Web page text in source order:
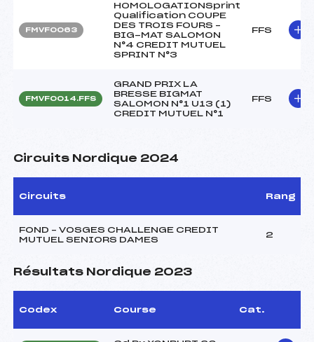
FMVF0063
HOMOLOGATIONSprint
Qualification COUPE
DES TROIS FOURS –
BIG-MAT SALOMON
N°4 CREDIT MUTUEL
SPRINT N°3
FFS
FMVF0014.FFS
GRAND PRIX LA
BRESSE BIGMAT
SALOMON N°1 U13 (1)
CREDIT MUTUEL N°1
FFS
Circuits Nordique 2024
Circuits Rang
FOND – VOSGES CHALLENGE CREDIT
MUTUEL SENIORS DAMES
2
Résultats Nordique 2023
Codex Course Cat.